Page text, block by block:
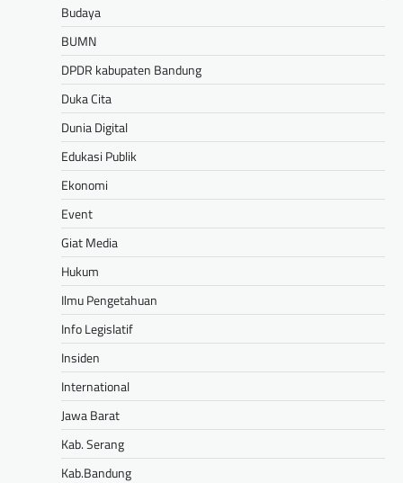
Budaya
BUMN
DPDR kabupaten Bandung
Duka Cita
Dunia Digital
Edukasi Publik
Ekonomi
Event
Giat Media
Hukum
Ilmu Pengetahuan
Info Legislatif
Insiden
International
Jawa Barat
Kab. Serang
Kab.Bandung